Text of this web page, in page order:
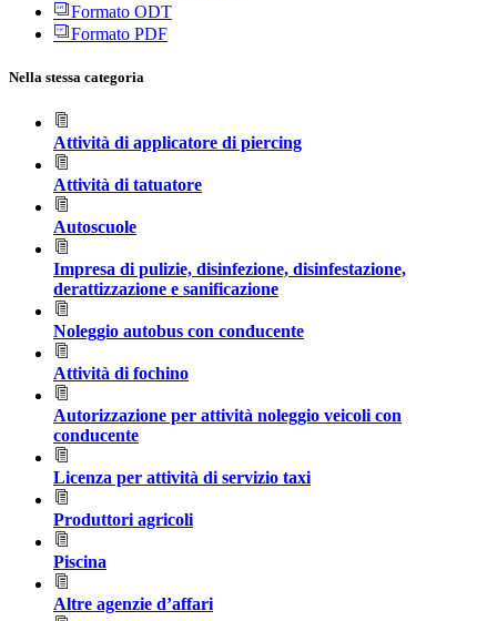
Formato ODT
Formato PDF
Nella stessa categoria
Attività di applicatore di piercing
Attività di tatuatore
Autoscuole
Impresa di pulizie, disinfezione, disinfestazione,
derattizzazione e sanificazione
Noleggio autobus con conducente
Attività di fochino
Autorizzazione per attività noleggio veicoli con
conducente
Licenza per attività di servizio taxi
Produttori agricoli
Piscina
Altre agenzie d’affari